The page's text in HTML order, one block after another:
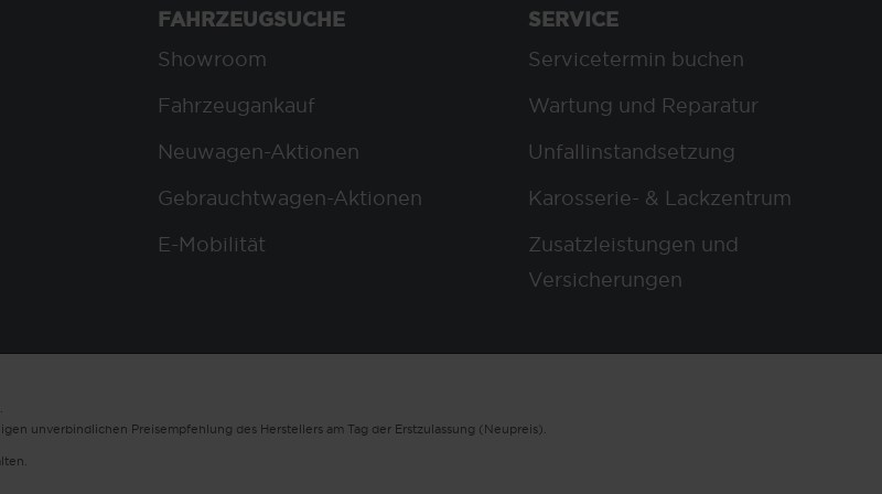
FAHRZEUGSUCHE
Showroom
Fahrzeugankauf
Neuwagen-Aktionen
Gebrauchtwagen-Aktionen
E-Mobilität
SERVICE
Servicetermin buchen
Wartung und Reparatur
Unfallinstandsetzung
Karosserie- & Lackzentrum
Zusatzleistungen und
Versicherungen
unverbindlichen Preisempfehlung des Herstellers am Tag der Erstzulassung (Neupreis).